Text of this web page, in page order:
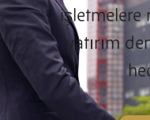
işletmelere
yatırım